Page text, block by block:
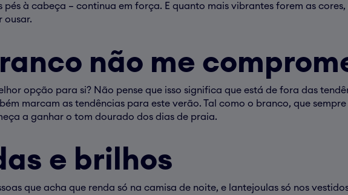
pés à cabeça – continua em força. E quanto mais vibrantes forem as
ousar.
não me
opção para si? Não pense que isso significa que está de fora das
marcam as tendências para este verão. Tal como o branco, que
a ganhar o tom dourado dos dias de praia.
e brilhos
que acha que renda só na camisa de noite, e lantejoulas só nos